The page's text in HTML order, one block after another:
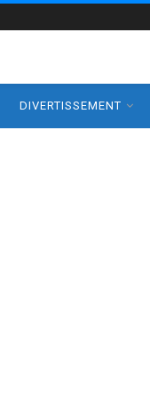
DIVERTISSEMENT